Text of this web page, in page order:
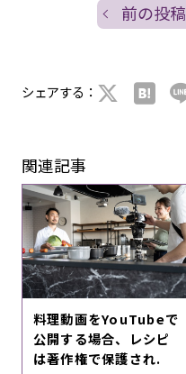
前の投稿
シェアする：
関連記事
料理動画をYouTubeで
公開する場合、レシピ
は著作権で保護され.